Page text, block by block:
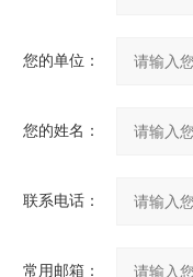
您的单位：
您的姓名：
联系电话：
常用邮箱：